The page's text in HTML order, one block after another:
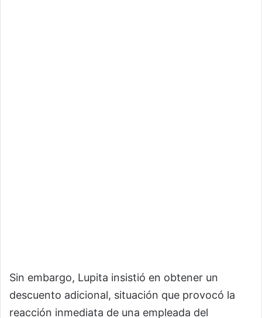
Sin embargo, Lupita insistió en obtener un
descuento adicional, situación que provocó la
reacción inmediata de una empleada del